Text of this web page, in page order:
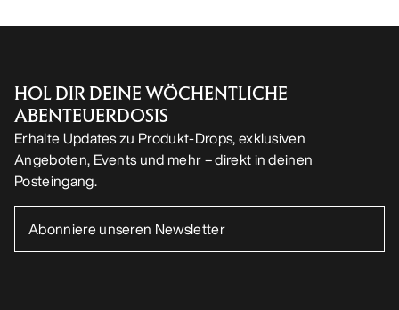
HOL DIR DEINE WÖCHENTLICHE
ABENTEUERDOSIS
Erhalte Updates zu Produkt-Drops, exklusiven
Angeboten, Events und mehr – direkt in deinen
Posteingang.